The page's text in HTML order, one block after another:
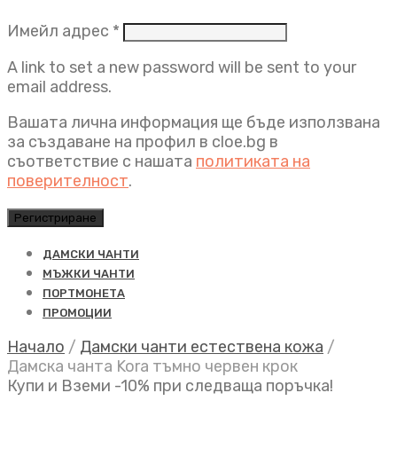
Имейл адрес * Задължително
A link to set a new password will be sent to your
email address.
Вашата лична информация ще бъде използвана
за създаване на профил в cloe.bg в
съответствие с нашата политиката на
поверителност.
Регистриране
ДАМСКИ ЧАНТИ
МЪЖКИ ЧАНТИ
ПОРТМОНЕТА
ПРОМОЦИИ
Начало / Дамски чанти естествена кожа /
Дамска чанта Kora тъмно червен крок
Купи и Вземи -10% при следваща поръчка!